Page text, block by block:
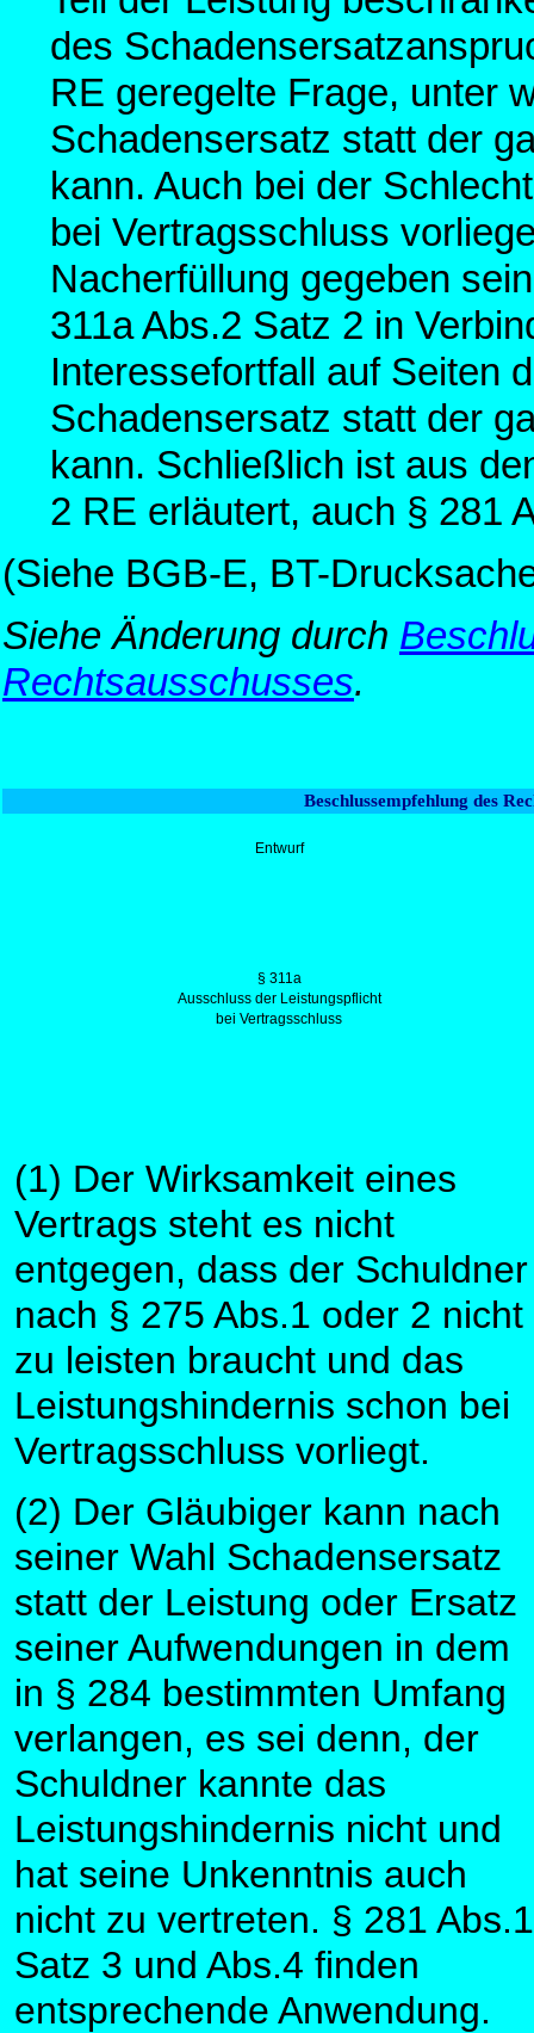
des
RE geregelte Frage, unter
Schadensersatz statt der
kann. Auch bei der
bei Vertragsschluss
Nacherfüllung gegeben
311a Abs.2 Satz 2 in
Interessefortfall auf Seiten
Schadensersatz statt der
kann. Schließlich ist aus
2 RE erläutert, auch § 281
(Siehe BGB-E, BT-
Siehe Änderung durch
Rechtsausschusses.
Beschlussempfehlung des
Entwurf
§ 311a
Ausschluss der Leistungspflicht
bei Vertragsschluss
(1) Der Wirksamkeit eines
Vertrags steht es nicht
entgegen, dass der Schuldner
nach § 275 Abs.1 oder 2 nicht
zu leisten braucht und das
Leistungshindernis schon bei
Vertragsschluss vorliegt.
(2) Der Gläubiger kann nach
seiner Wahl Schadensersatz
statt der Leistung oder Ersatz
seiner Aufwendungen in dem
in § 284 bestimmten Umfang
verlangen, es sei denn, der
Schuldner kannte das
Leistungshindernis nicht und
hat seine Unkenntnis auch
nicht zu vertreten. § 281 Abs.1
Satz 3 und Abs.4 finden
entsprechende Anwendung.